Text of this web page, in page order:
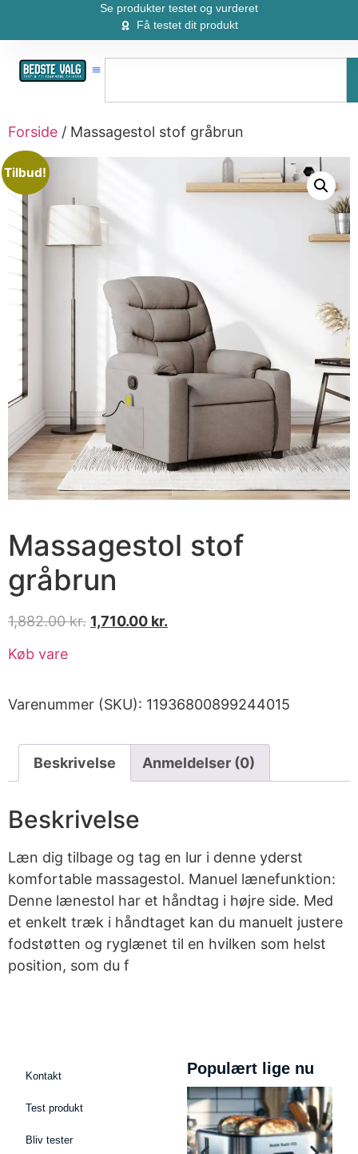
Se produkter testet og vurderet
Få testet dit produkt
Forside / Massagestol stof gråbrun
Tilbud!
Massagestol stof
gråbrun
1,882.00kr. 1,710.00 kr.
Køb vare
Varenummer (SKU): 11936800899244015
Beskrivelse Anmeldelser (0)
Beskrivelse
Læn dig tilbage og tag en lur i denne yderst
komfortable massagestol. Manuel lænefunktion:
Denne lænestol har et håndtag i højre side. Med
et enkelt træk i håndtaget kan du manuelt justere
fodstøtten og ryglænet til en hvilken som helst
position, som du f
Kontakt
Test produkt
Bliv tester
Populært lige nu